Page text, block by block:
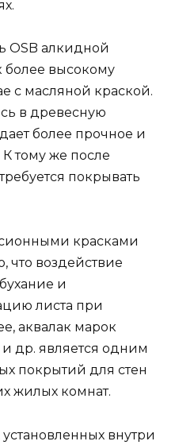
OSB алкидной
более высокому
с масляной краской.
в древесную
более прочное и
тому же после
покрывать
красками
что воздействие
и
листа при
аквалак марок
др. является одним
покрытий для стен
жилых комнат.
внутри